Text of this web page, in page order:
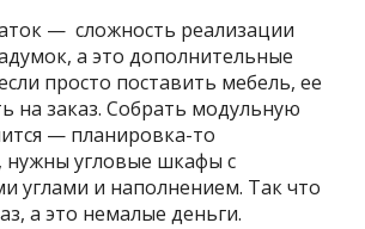
— сложность реализации
а это дополнительные
просто поставить мебель, ее
на заказ. Собрать модульную
— планировка-то
нужны угловые шкафы с
углами и наполнением. Так что
а это немалые деньги.